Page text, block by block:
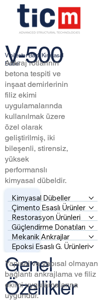
V-500
Vinilester Bazlı Kimyasal
Dübel
Ankraj rotlarının
betona tespiti ve
inşaat demirlerinin
filiz ekimi
uygulamalarında
kullanılmak üzere
özel olarak
geliştirilmiş, iki
bileşenli, stirensiz,
yüksek
performanslı
kimyasal dübeldir.
Kimyasal Dübeller
Çimento Esaslı Ürünler
Restorasyon Ürünleri
Güçlendirme Donatıları
Mekanik Ankrajlar
Epoksi Esaslı G. Ürünleri
Genel
Özellikler
Yapısal ve yapısal olmayan
bağlantı ankrajlama ve filiz
ekimi uygulamalarına
uygundur.